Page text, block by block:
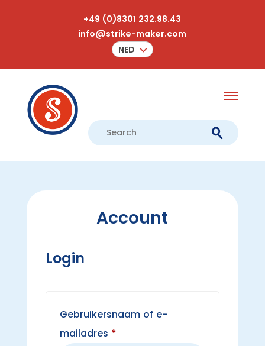
+49 (0)8301 232.98.43
info@strike-maker.com
NED
Account
Login
Gebruikersnaam of e-
mailadres *Vereist